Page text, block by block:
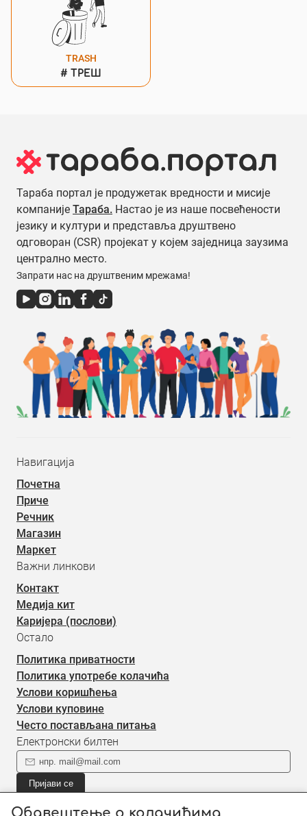
TRASH
# ТРЕШ
Тараба портал је продужетак вредности и мисије
компаније Тараба. Настао је из наше посвећености
језику и култури и представља друштвено
одговоран (CSR) пројекат у којем заједница заузима
централно место.
Запрати нас на друштвеним мрежама!
Навигација
Почетна
Приче
Речник
Магазин
Маркет
Важни линкови
Контакт
Медија кит
Каријера (послови)
Остало
Политика приватности
Политика употребе колачића
Услови коришћења
Услови куповине
Често постављана питања
Електронски билтен
Пријави се